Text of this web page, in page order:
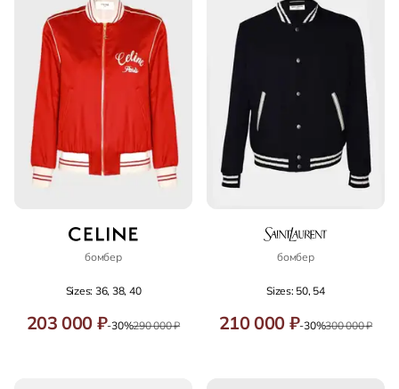
бомбер
Sizes: 36, 38, 40
203 000 ₽-30%290 000 ₽
бомбер
Sizes: 50, 54
210 000 ₽-30%300 000 ₽